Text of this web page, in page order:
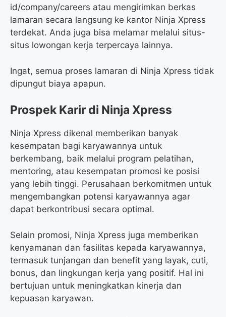
id/company/careers atau mengirimkan berkas
lamaran secara langsung ke kantor Ninja Xpress
terdekat. Anda juga bisa melamar melalui situs-
situs lowongan kerja terpercaya lainnya.
Ingat, semua proses lamaran di Ninja Xpress tidak
dipungut biaya apapun.
Prospek Karir di Ninja Xpress
Ninja Xpress dikenal memberikan banyak
kesempatan bagi karyawannya untuk
berkembang, baik melalui program pelatihan,
mentoring, atau kesempatan promosi ke posisi
yang lebih tinggi. Perusahaan berkomitmen untuk
mengembangkan potensi karyawannya agar
dapat berkontribusi secara optimal.
Selain promosi, Ninja Xpress juga memberikan
kenyamanan dan fasilitas kepada karyawannya,
termasuk tunjangan dan benefit yang layak, cuti,
bonus, dan lingkungan kerja yang positif. Hal ini
bertujuan untuk meningkatkan kinerja dan
kepuasan karyawan.